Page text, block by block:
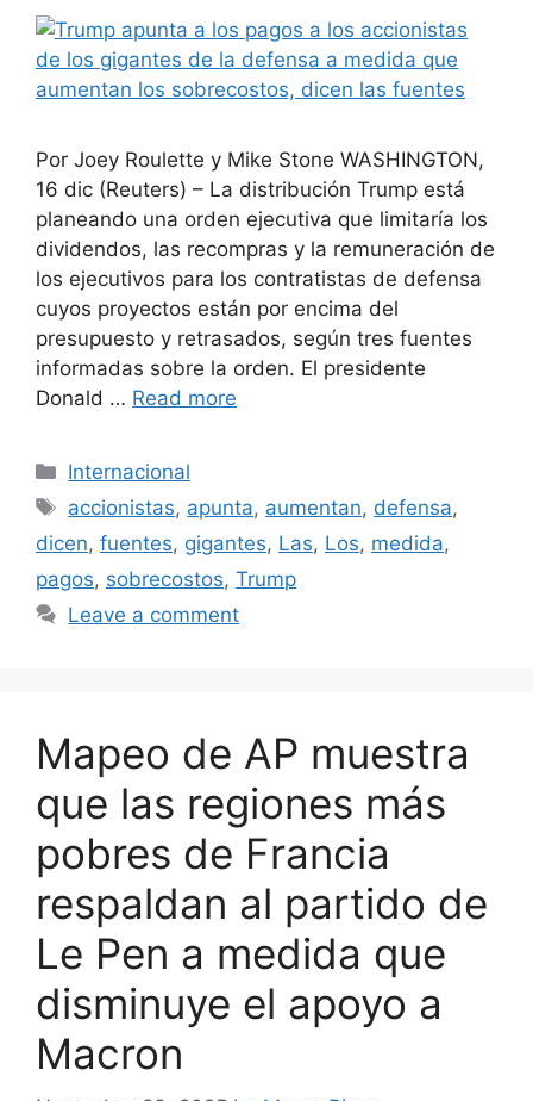
Por Joey Roulette y Mike Stone WASHINGTON,
16 dic (Reuters) – La distribución Trump está
planeando una orden ejecutiva que limitaría los
dividendos, las recompras y la remuneración de
los ejecutivos para los contratistas de defensa
cuyos proyectos están por encima del
presupuesto y retrasados, según tres fuentes
informadas sobre la orden. El presidente
Donald … Read more
Categories
Internacional
Tags
accionistas, apunta, aumentan, defensa,
dicen, fuentes, gigantes, Las, Los, medida,
pagos, sobrecostos, Trump
Leave a comment
Mapeo de AP muestra
que las regiones más
pobres de Francia
respaldan al partido de
Le Pen a medida que
disminuye el apoyo a
Macron